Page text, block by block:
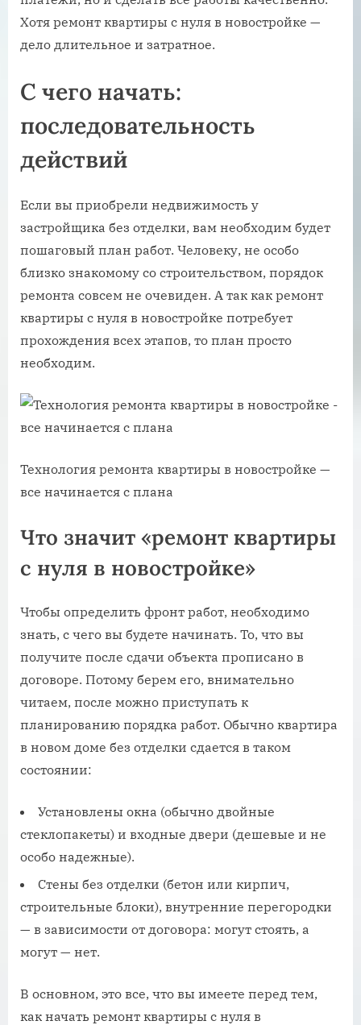
Хотя ремонт квартиры с нуля в новостройке —
дело длительное и затратное.
С чего начать:
последовательность
действий
Если вы приобрели недвижимость у
застройщика без отделки, вам необходим будет
пошаговый план работ. Человеку, не особо
близко знакомому со строительством, порядок
ремонта совсем не очевиден. А так как ремонт
квартиры с нуля в новостройке потребует
прохождения всех этапов, то план просто
необходим.
Технология ремонта квартиры в новостройке —
все начинается с плана
Что значит «ремонт квартиры
с нуля в новостройке»
Чтобы определить фронт работ, необходимо
знать, с чего вы будете начинать. То, что вы
получите после сдачи объекта прописано в
договоре. Потому берем его, внимательно
читаем, после можно приступать к
планированию порядка работ. Обычно квартира
в новом доме без отделки сдается в таком
состоянии:
Установлены окна (обычно двойные
стеклопакеты) и входные двери (дешевые и не
особо надежные).
Стены без отделки (бетон или кирпич,
строительные блоки), внутренние перегородки
— в зависимости от договора: могут стоять, а
могут — нет.
В основном, это все, что вы имеете перед тем,
как начать ремонт квартиры с нуля в